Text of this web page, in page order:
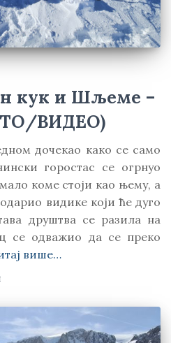
кук и Шљеме –
ВИДЕО)
дочекао како се само
горостас се огрнуо
коме стоји као њему, а
видике који ће дуго
друштва се разила на
се одважио да се преко
више…